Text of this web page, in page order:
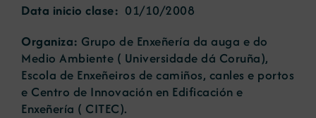
Data inicio clase: 01/10/2008
Organiza: Grupo de Enxeñería da auga e do
Medio Ambiente ( Universidade dá Coruña),
Escola de Enxeñeiros de camiños, canles e portos
e Centro de Innovación en Edificación e
Enxeñería ( CITEC).